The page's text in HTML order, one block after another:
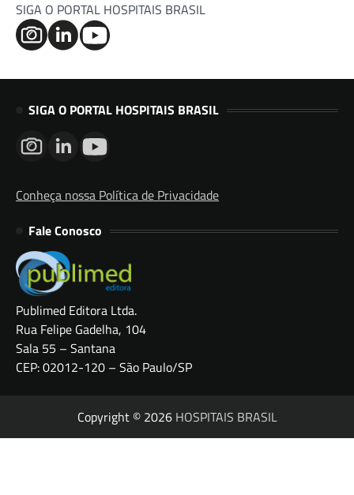
SIGA O PORTAL HOSPITAIS BRASIL
SIGA O PORTAL HOSPITAIS BRASIL
Conheça nossa Política de Privacidade
Fale Conosco
Publimed Editora Ltda.
Rua Felipe Gadelha, 104
Sala 55 – Santana
CEP: 02012-120 – São Paulo/SP
Copyright © 2026 HOSPITAIS BRASIL